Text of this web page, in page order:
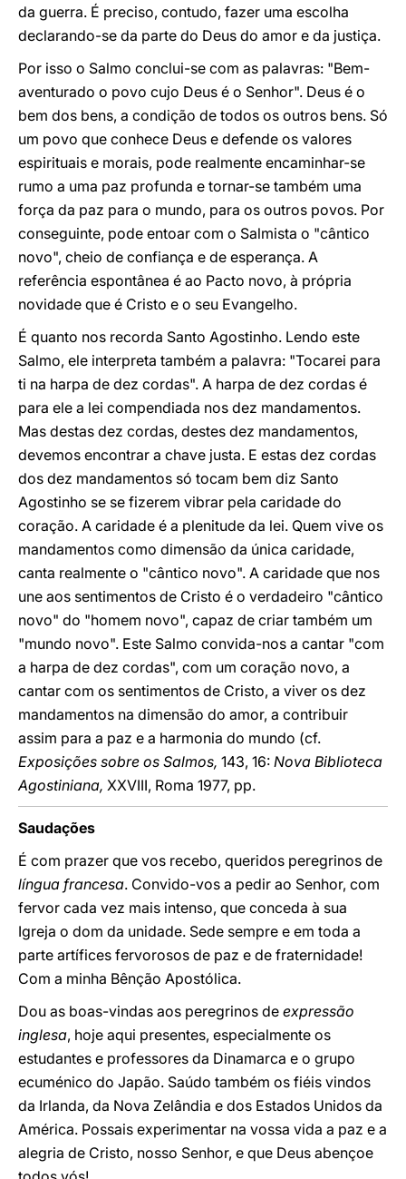
da guerra. É preciso, contudo, fazer uma escolha
declarando-se da parte do Deus do amor e da justiça.
Por isso o Salmo conclui-se com as palavras: "Bem-
aventurado o povo cujo Deus é o Senhor". Deus é o
bem dos bens, a condição de todos os outros bens. Só
um povo que conhece Deus e defende os valores
espirituais e morais, pode realmente encaminhar-se
rumo a uma paz profunda e tornar-se também uma
força da paz para o mundo, para os outros povos. Por
conseguinte, pode entoar com o Salmista o "cântico
novo", cheio de confiança e de esperança. A
referência espontânea é ao Pacto novo, à própria
novidade que é Cristo e o seu Evangelho.
É quanto nos recorda Santo Agostinho. Lendo este
Salmo, ele interpreta também a palavra: "Tocarei para
ti na harpa de dez cordas". A harpa de dez cordas é
para ele a lei compendiada nos dez mandamentos.
Mas destas dez cordas, destes dez mandamentos,
devemos encontrar a chave justa. E estas dez cordas
dos dez mandamentos só tocam bem diz Santo
Agostinho se se fizerem vibrar pela caridade do
coração. A caridade é a plenitude da lei. Quem vive os
mandamentos como dimensão da única caridade,
canta realmente o "cântico novo". A caridade que nos
une aos sentimentos de Cristo é o verdadeiro "cântico
novo" do "homem novo", capaz de criar também um
"mundo novo". Este Salmo convida-nos a cantar "com
a harpa de dez cordas", com um coração novo, a
cantar com os sentimentos de Cristo, a viver os dez
mandamentos na dimensão do amor, a contribuir
assim para a paz e a harmonia do mundo (cf.
Exposições sobre os Salmos, 143, 16: Nova Biblioteca
Agostiniana, XXVIII, Roma 1977, pp.
Saudações
É com prazer que vos recebo, queridos peregrinos de
língua francesa. Convido-vos a pedir ao Senhor, com
fervor cada vez mais intenso, que conceda à sua
Igreja o dom da unidade. Sede sempre e em toda a
parte artífices fervorosos de paz e de fraternidade!
Com a minha Bênção Apostólica.
Dou as boas-vindas aos peregrinos de expressão
inglesa, hoje aqui presentes, especialmente os
estudantes e professores da Dinamarca e o grupo
ecuménico do Japão. Saúdo também os fiéis vindos
da Irlanda, da Nova Zelândia e dos Estados Unidos da
América. Possais experimentar na vossa vida a paz e a
alegria de Cristo, nosso Senhor, e que Deus abençoe